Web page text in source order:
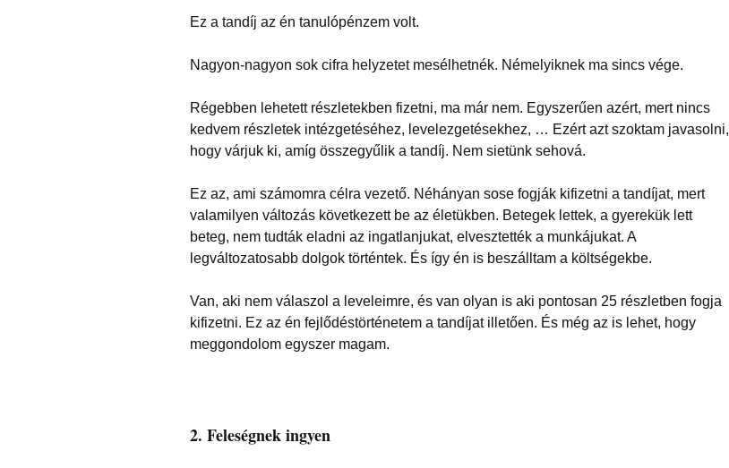
Ez a tandíj az én tanulópénzem volt.
Nagyon-nagyon sok cifra helyzetet mesélhetnék. Némelyiknek ma sincs vége.
Régebben lehetett részletekben fizetni, ma már nem. Egyszerűen azért, mert nincs
kedvem részletek intézgetéséhez, levelezgetésekhez, … Ezért azt szoktam javasolni,
hogy várjuk ki, amíg összegyűlik a tandíj. Nem sietünk sehová.
Ez az, ami számomra célra vezető. Néhányan sose fogják kifizetni a tandíjat, mert
valamilyen változás következett be az életükben. Betegek lettek, a gyerekük lett
beteg, nem tudták eladni az ingatlanjukat, elvesztették a munkájukat. A
legváltozatosabb dolgok történtek. És így én is beszálltam a költségekbe.
Van, aki nem válaszol a leveleimre, és van olyan is aki pontosan 25 részletben fogja
kifizetni. Ez az én fejlődéstörténetem a tandíjat illetően. És még az is lehet, hogy
meggondolom egyszer magam.
2. Feleségnek ingyen